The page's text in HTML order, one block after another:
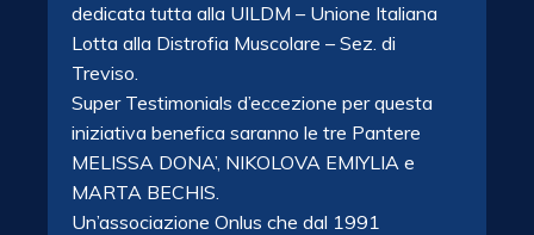
dedicata tutta alla UILDM – Unione Italiana
Lotta alla Distrofia Muscolare – Sez. di
Treviso.
Super Testimonials d’eccezione per questa
iniziativa benefica saranno le tre Pantere
MELISSA DONA’, NIKOLOVA EMIYLIA e
MARTA BECHIS.
Un’associazione Onlus che dal 1991